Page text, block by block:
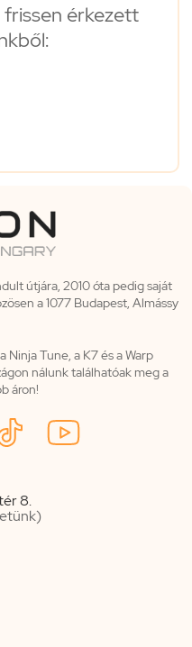
érkezett
útjára, 2010 óta pedig saját
a 1077 Budapest, Almássy
Tune, a K7 és a Warp
nálunk találhatóak meg a
áron!
8.